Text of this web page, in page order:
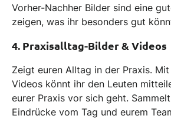
Vorher-Nachher Bilder sind eine
zeigen, was ihr besonders gut
4. Praxisalltag-Bilder & Videos
Zeigt euren Alltag in der Praxis.
Videos könnt ihr den Leuten
eurer Praxis vor sich geht.
Eindrücke vom Tag und eurem